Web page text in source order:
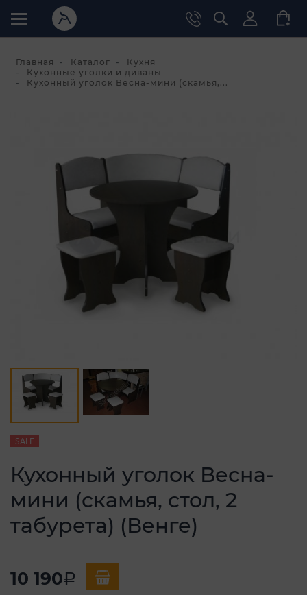
Главная Каталог
Кухня
Кухонные уголки и диваны
Кухонный уголок Весна-мини (скамья,...
SALE
Кухонный уголок Весна-
мини (скамья, стол, 2
табурета) (Венге)
10 190a